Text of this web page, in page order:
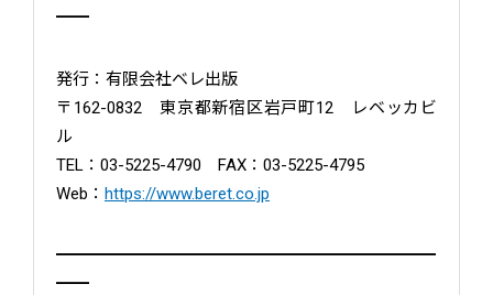
━━
発行：有限会社ベレ出版
〒162-0832 東京都新宿区岩戸町12 レベッカビ
ル
TEL：03-5225-4790 FAX：03-5225-4795
Web： https://www.beret.co.jp
━━━━━━━━━━━━━━━━━━━━━━━
━━